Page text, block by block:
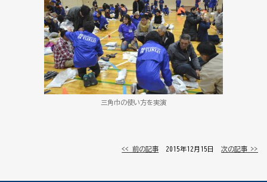
三角巾の使い方を実演
<< 前の記事 │ 2015年12月15日 │次の記事 >>